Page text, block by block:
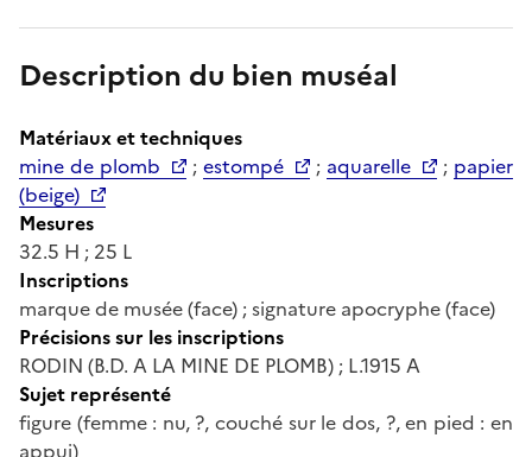
Description du bien muséal
Matériaux et techniques
mine de plomb
; estompé ; aquarelle ; papier
(beige)
Mesures
32.5 H ; 25 L
Inscriptions
marque de musée (face) ; signature apocryphe (face)
Précisions sur les inscriptions
RODIN (B.D. A LA MINE DE PLOMB) ; L.1915 A
Sujet représenté
figure (femme : nu, ?, couché sur le dos, ?, en pied : en
appui)